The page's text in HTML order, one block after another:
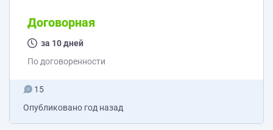
которых подсвечивать соответствующие аудиоряду
моменты о которых идёт речь. По самим способам
подсвечивания я покажу референсы в виде
Договорная
за 10 дней
По договоренности
15
Опубликовано год назад